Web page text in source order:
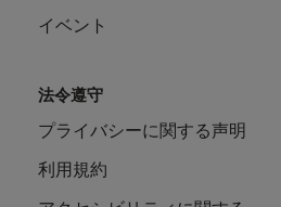
イベント
法令遵守
プライバシーに関する声明
利用規約